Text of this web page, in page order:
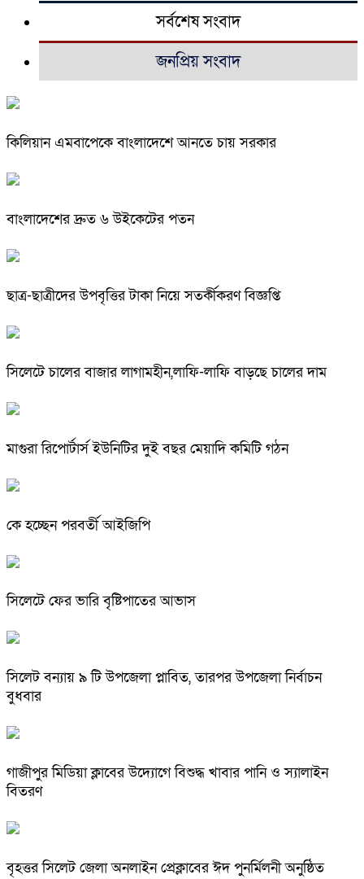
সর্বশেষ সংবাদ
জনপ্রিয় সংবাদ
কিলিয়ান এমবাপেকে বাংলাদেশে আনতে চায় সরকার
বাংলাদেশের দ্রুত ৬ উইকেটের পতন
ছাত্র-ছাত্রীদের উপবৃত্তির টাকা নিয়ে সতর্কীকরণ বিজ্ঞপ্তি
সিলেটে চালের বাজার লাগামহীন,লাফি-লাফি বাড়ছে চালের দাম
মাগুরা রিপোর্টার্স ইউনিটির দুই বছর মেয়াদি কমিটি গঠন
কে হচ্ছেন পরবর্তী আইজিপি
সিলেটে ফের ভারি বৃষ্টিপাতের আভাস
সিলেট বন্যায় ৯ টি উপজেলা প্লাবিত, তারপর উপজেলা নির্বাচন
বুধবার
গাজীপুর মিডিয়া ক্লাবের উদ্যোগে বিশুদ্ধ খাবার পানি ও স্যালাইন
বিতরণ
বৃহত্তর সিলেট জেলা অনলাইন প্রেক্লাবের ঈদ পুনর্মিলনী অনুষ্ঠিত